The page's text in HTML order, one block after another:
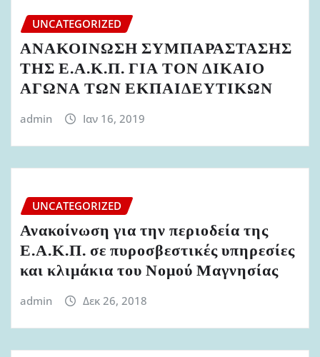
UNCATEGORIZED
ΑΝΑΚΟΙΝΩΣΗ ΣΥΜΠΑΡΑΣΤΑΣΗΣ
ΤΗΣ Ε.Α.Κ.Π. ΓΙΑ ΤΟΝ ΔΙΚΑΙΟ
ΑΓΩΝΑ ΤΩΝ ΕΚΠΑΙΔΕΥΤΙΚΩΝ
admin Ιαν 16, 2019
UNCATEGORIZED
Ανακοίνωση για την περιοδεία της
Ε.Α.Κ.Π. σε πυροσβεστικές υπηρεσίες
και κλιμάκια του Νομού Μαγνησίας
admin Δεκ 26, 2018